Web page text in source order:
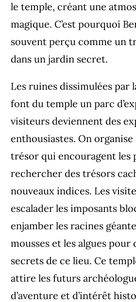
le temple, créant une
magique. C’est pourquoi
souvent perçu comme un
dans un jardin secret.
Les ruines dissimulées par
font du temple un parc
visiteurs deviennent des
enthousiastes. On organise
trésor qui encouragent les
rechercher des trésors
nouveaux indices. Les
escalader les imposants
enjamber les racines
mousses et les algues
secrets de ce lieu. Ce
attire les futurs
d’aventure et d’intérêt